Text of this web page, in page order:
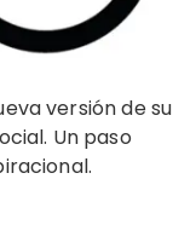
Un paso